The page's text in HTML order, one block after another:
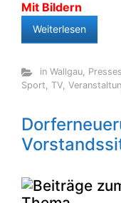
Mit Bildern
Weiterlesen
in Wallgau,
Sport, TV,